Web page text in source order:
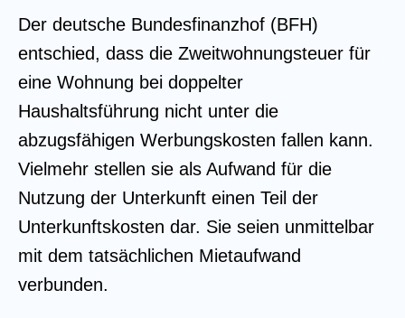
Der deutsche Bundesfinanzhof (BFH)
entschied, dass die Zweitwohnungsteuer für
eine Wohnung bei doppelter
Haushaltsführung nicht unter die
abzugsfähigen Werbungskosten fallen kann.
Vielmehr stellen sie als Aufwand für die
Nutzung der Unterkunft einen Teil der
Unterkunftskosten dar. Sie seien unmittelbar
mit dem tatsächlichen Mietaufwand
verbunden.